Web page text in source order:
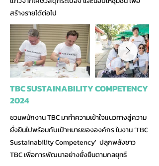
สร้างรายได้ต่อไป
TBC SUSTAINABILITY COMPETENCY
2024
ชวนพนักงาน TBC มาทำความเข้าใจแนวทางสู่ความ
ยั่งยืนไปพร้อมกับเป้าหมายขององค์กร ในงาน ‘TBC
Sustainability Competency' ปลุกพลังชาว
TBC เพื่อการพัฒนาอย่างยั่งยืนตามกลยุทธ์